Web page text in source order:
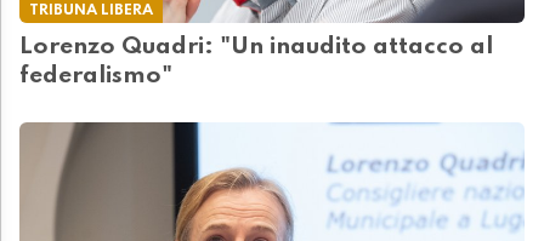
TRIBUNA LIBERA
Lorenzo Quadri: "Un inaudito attacco al
federalismo"